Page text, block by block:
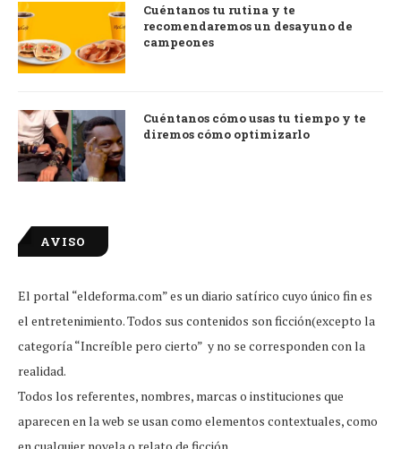
Cuéntanos tu rutina y te
recomendaremos un desayuno de
campeones
Cuéntanos cómo usas tu tiempo y te
diremos cómo optimizarlo
AVISO
El portal “eldeforma.com” es un diario satírico cuyo único fin es
el entretenimiento. Todos sus contenidos son ficción(excepto la
categoría “Increíble pero cierto” y no se corresponden con la
realidad.
Todos los referentes, nombres, marcas o instituciones que
aparecen en la web se usan como elementos contextuales, como
en cualquier novela o relato de ficción.